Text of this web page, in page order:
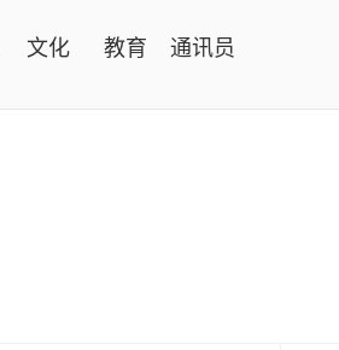
文化 教育 通讯员